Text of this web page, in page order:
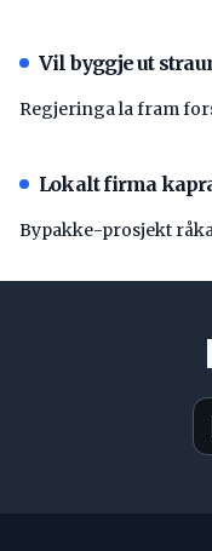
Vil byggje ut
Regjeringa la fram
Lokalt firma
Bypakke-prosjekt